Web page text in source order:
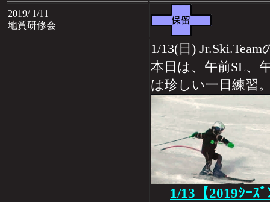
2019/ 1/11
地質研修会
1/13(日)
本日は、午前SL、
は珍しい一日練習
1/13【2019ｼｰｽ